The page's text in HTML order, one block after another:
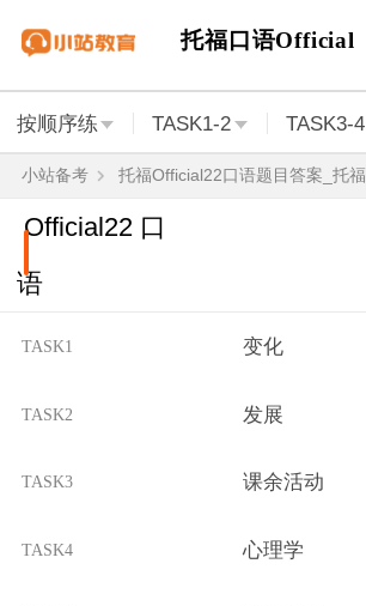
托福口语Official
按顺序练 TASK1-2 TASK3-4
小站备考
Official22 口
语
TASK1 变化
TASK2 发展
TASK3 课余活动
TASK4 心理学